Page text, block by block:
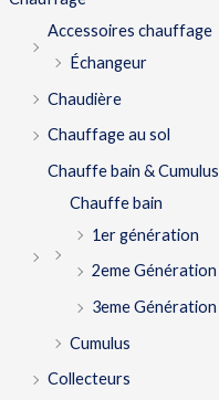
Accessoires chauffage
Échangeur
Chaudière
Chauffage au sol
Chauffe bain & Cumulus
Chauffe bain
1er génération
2eme Génération
3eme Génération
Cumulus
Collecteurs